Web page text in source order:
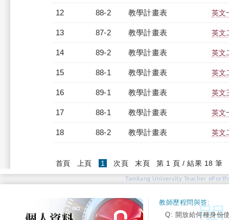
12 88-2 教學計畫表 英文
13 87-2 教學計畫表 英文
14 89-2 教學計畫表 英文
15 88-1 教學計畫表 英文
16 89-1 教學計畫表 英文
17 88-1 教學計畫表 英文
18 88-2 教學計畫表 英文
首頁 上頁 1 (current)
次頁 末頁 第 1 頁 / 結果 18 筆
Tamkang University Teacher
教師歷程問與答:
Q: 開放給何種身份